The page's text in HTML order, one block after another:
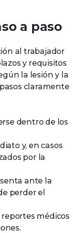
a paso
al trabajador
y requisitos
la lesión y la
claramente
dentro de los
y, en casos
por la
ante la
perder el
reportes médicos